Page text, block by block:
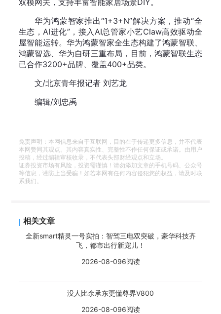
双模网关，支持丰富智能家居场景DIY。
华为鸿蒙智家推出“1+3+N”解决方案，推动“全
生态，AI进化”，接入AI总管家小艺Claw高效驱动全
屋智能运转。华为鸿蒙智家全生态构建了鸿蒙智联、
鸿蒙智选、华为自研三重布局，目前，鸿蒙智联生态
已合作3200+品牌、覆盖400+品类。
文/北京青年报记者 刘艺龙
编辑/刘忠禹
免责声明：本网信息来自于互联网，目的在于传递更多信息，并不代表
本网赞同其观点。其内容真实性、完整性不作任何保证或承诺。由用户
投稿，经过编辑审核收录，不代表头部财经观点和立场。
证券投资市场有风险，投资需谨慎！请勿添加文章的手机号码、公众号
等信息，谨防上当受骗！如若本网有任何内容侵犯您的权益，请及时联
系我们。
相关文章
全新smart精灵一号实拍：智驾三电双突破，豪华科技齐
飞，都市出行新宠儿！
2026-08-096阅读
没人比余承东更懂尊界V800
2026-08-096阅读